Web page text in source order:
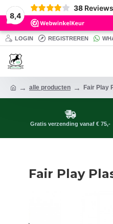
8,4
38 Reviews
LOGIN REGISTREREN
alle producten Fair Play
Gratis verzending vanaf € 75,-
Fair Play